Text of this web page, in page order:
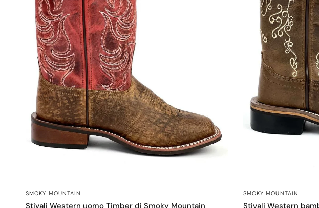
SMOKY MOUNTAIN
Stivali Western uomo Timber di Smoky Mountain
SMOKY MOUNTAIN
Stivali Western